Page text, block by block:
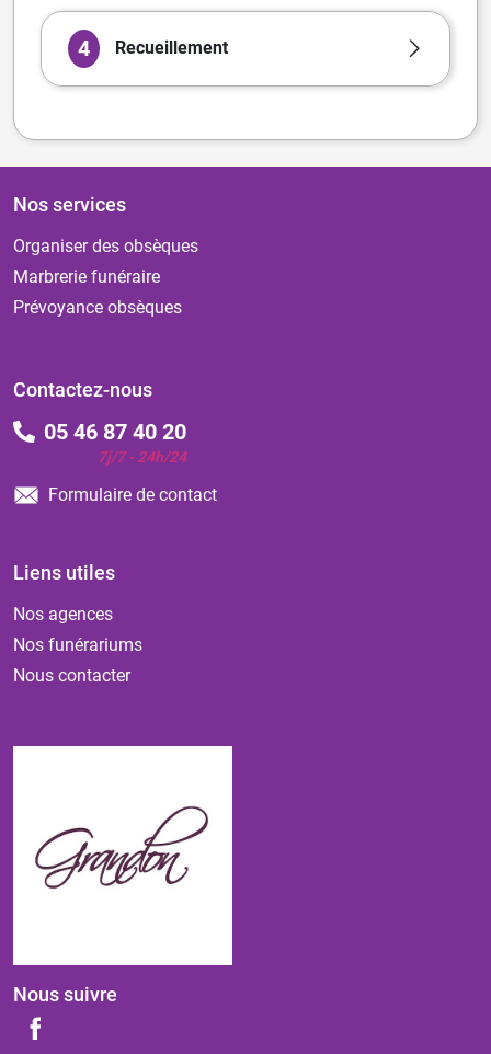
4 Recueillement
Nos services
Organiser des obsèques
Marbrerie funéraire
Prévoyance obsèques
Contactez-nous
05 46 87 40 20
7j/7 - 24h/24
Formulaire de contact
Liens utiles
Nos agences
Nos funérariums
Nous contacter
Nous suivre